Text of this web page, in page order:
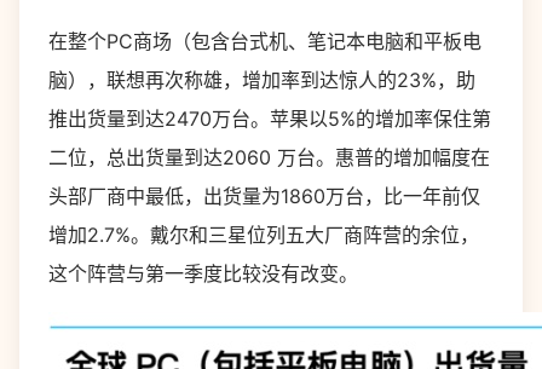
在整个PC商场（包含台式机、笔记本电脑和平板电
脑），联想再次称雄，增加率到达惊人的23%，助
推出货量到达2470万台。苹果以5%的增加率保住第
二位，总出货量到达2060 万台。惠普的增加幅度在
头部厂商中最低，出货量为1860万台，比一年前仅
增加2.7%。戴尔和三星位列五大厂商阵营的余位，
这个阵营与第一季度比较没有改变。